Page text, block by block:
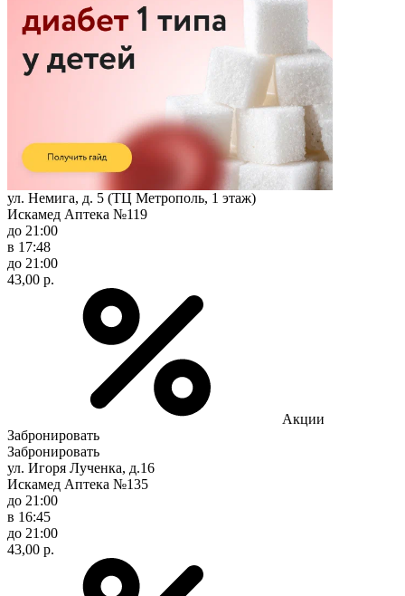
ул. Немига, д. 5 (ТЦ Метрополь, 1 этаж)
Искамед Аптека №119
до 21:00
в 17:48
до 21:00
43,00 р.
Акции
Забронировать
Забронировать
ул. Игоря Лученка, д.16
Искамед Аптека №135
до 21:00
в 16:45
до 21:00
43,00 р.